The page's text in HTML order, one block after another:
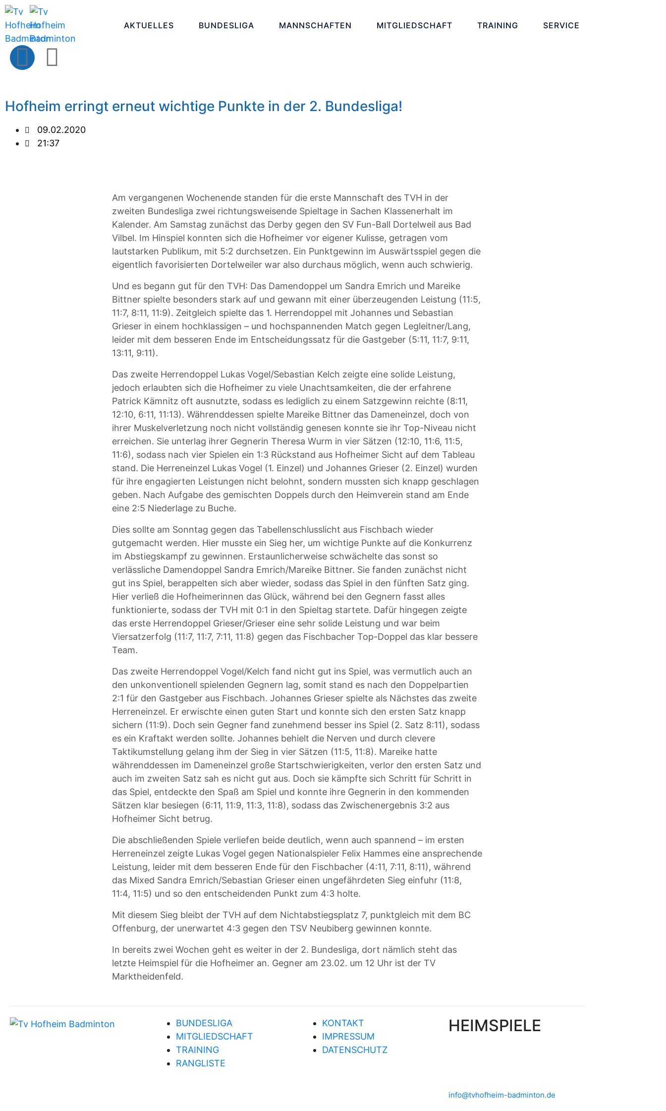
AKTUELLES BUNDESLIGA MANNSCHAFTEN MITGLIEDSCHAFT TRAINING SERVICE
Hofheim erringt erneut wichtige Punkte in der 2. Bundesliga!
09.02.2020
21:37
Am vergangenen Wochenende standen für die erste Mannschaft des TVH in der
zweiten Bundesliga zwei richtungsweisende Spieltage in Sachen Klassenerhalt im
Kalender. Am Samstag zunächst das Derby gegen den SV Fun-Ball Dortelweil aus Bad
Vilbel. Im Hinspiel konnten sich die Hofheimer vor eigener Kulisse, getragen vom
lautstarken Publikum, mit 5:2 durchsetzen. Ein Punktgewinn im Auswärtsspiel gegen die
eigentlich favorisierten Dortelweiler war also durchaus möglich, wenn auch schwierig.
Und es begann gut für den TVH: Das Damendoppel um Sandra Emrich und Mareike
Bittner spielte besonders stark auf und gewann mit einer überzeugenden Leistung (11:5,
11:7, 8:11, 11:9). Zeitgleich spielte das 1. Herrendoppel mit Johannes und Sebastian
Grieser in einem hochklassigen – und hochspannenden Match gegen Legleitner/Lang,
leider mit dem besseren Ende im Entscheidungssatz für die Gastgeber (5:11, 11:7, 9:11,
13:11, 9:11).
Das zweite Herrendoppel Lukas Vogel/Sebastian Kelch zeigte eine solide Leistung,
jedoch erlaubten sich die Hofheimer zu viele Unachtsamkeiten, die der erfahrene
Patrick Kämnitz oft ausnutzte, sodass es lediglich zu einem Satzgewinn reichte (8:11,
12:10, 6:11, 11:13). Währenddessen spielte Mareike Bittner das Dameneinzel, doch von
ihrer Muskelverletzung noch nicht vollständig genesen konnte sie ihr Top-Niveau nicht
erreichen. Sie unterlag ihrer Gegnerin Theresa Wurm in vier Sätzen (12:10, 11:6, 11:5,
11:6), sodass nach vier Spielen ein 1:3 Rückstand aus Hofheimer Sicht auf dem Tableau
stand. Die Herreneinzel Lukas Vogel (1. Einzel) und Johannes Grieser (2. Einzel) wurden
für ihre engagierten Leistungen nicht belohnt, sondern mussten sich knapp geschlagen
geben. Nach Aufgabe des gemischten Doppels durch den Heimverein stand am Ende
eine 2:5 Niederlage zu Buche.
Dies sollte am Sonntag gegen das Tabellenschlusslicht aus Fischbach wieder
gutgemacht werden. Hier musste ein Sieg her, um wichtige Punkte auf die Konkurrenz
im Abstiegskampf zu gewinnen. Erstaunlicherweise schwächelte das sonst so
verlässliche Damendoppel Sandra Emrich/Mareike Bittner. Sie fanden zunächst nicht
gut ins Spiel, berappelten sich aber wieder, sodass das Spiel in den fünften Satz ging.
Hier verließ die Hofheimerinnen das Glück, während bei den Gegnern fasst alles
funktionierte, sodass der TVH mit 0:1 in den Spieltag startete. Dafür hingegen zeigte
das erste Herrendoppel Grieser/Grieser eine sehr solide Leistung und war beim
Viersatzerfolg (11:7, 11:7, 7:11, 11:8) gegen das Fischbacher Top-Doppel das klar bessere
Team.
Das zweite Herrendoppel Vogel/Kelch fand nicht gut ins Spiel, was vermutlich auch an
den unkonventionell spielenden Gegnern lag, somit stand es nach den Doppelpartien
2:1 für den Gastgeber aus Fischbach. Johannes Grieser spielte als Nächstes das zweite
Herreneinzel. Er erwischte einen guten Start und konnte sich den ersten Satz knapp
sichern (11:9). Doch sein Gegner fand zunehmend besser ins Spiel (2. Satz 8:11), sodass
es ein Kraftakt werden sollte. Johannes behielt die Nerven und durch clevere
Taktikumstellung gelang ihm der Sieg in vier Sätzen (11:5, 11:8). Mareike hatte
währenddessen im Dameneinzel große Startschwierigkeiten, verlor den ersten Satz und
auch im zweiten Satz sah es nicht gut aus. Doch sie kämpfte sich Schritt für Schritt in
das Spiel, entdeckte den Spaß am Spiel und konnte ihre Gegnerin in den kommenden
Sätzen klar besiegen (6:11, 11:9, 11:3, 11:8), sodass das Zwischenergebnis 3:2 aus
Hofheimer Sicht betrug.
Die abschließenden Spiele verliefen beide deutlich, wenn auch spannend – im ersten
Herreneinzel zeigte Lukas Vogel gegen Nationalspieler Felix Hammes eine ansprechende
Leistung, leider mit dem besseren Ende für den Fischbacher (4:11, 7:11, 8:11), während
das Mixed Sandra Emrich/Sebastian Grieser einen ungefährdeten Sieg einfuhr (11:8,
11:4, 11:5) und so den entscheidenden Punkt zum 4:3 holte.
Mit diesem Sieg bleibt der TVH auf dem Nichtabstiegsplatz 7, punktgleich mit dem BC
Offenburg, der unerwartet 4:3 gegen den TSV Neubiberg gewinnen konnte.
In bereits zwei Wochen geht es weiter in der 2. Bundesliga, dort nämlich steht das
letzte Heimspiel für die Hofheimer an. Gegner am 23.02. um 12 Uhr ist der TV
Marktheidenfeld.
BUNDESLIGA
MITGLIEDSCHAFT
TRAINING
RANGLISTE
KONTAKT
IMPRESSUM
DATENSCHUTZ
HEIMSPIELE
info@tvhofheim-badminton.de